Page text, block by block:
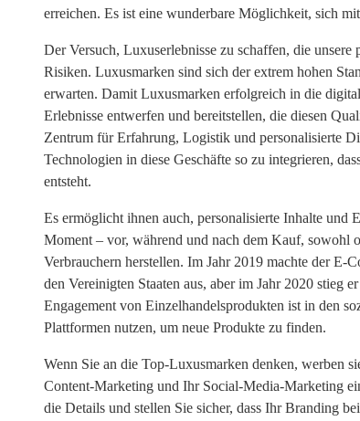
erreichen. Es ist eine wunderbare Möglichkeit, sich
Der Versuch, Luxuserlebnisse zu schaffen, die
Risiken. Luxusmarken sind sich der extrem hohen
erwarten. Damit Luxusmarken erfolgreich in die
Erlebnisse entwerfen und bereitstellen, die diesen
Zentrum für Erfahrung, Logistik und personalisierte
Technologien in diese Geschäfte so zu integrieren,
entsteht.
Es ermöglicht ihnen auch, personalisierte Inhalte und
Moment – ​​vor, während und nach dem Kauf, sowohl
Verbrauchern herstellen. Im Jahr 2019 machte der E-
den Vereinigten Staaten aus, aber im Jahr 2020 stieg
Engagement von Einzelhandelsprodukten ist in den
Plattformen nutzen, um neue Produkte zu finden.
Wenn Sie an die Top-Luxusmarken denken, werben
Content-Marketing und Ihr Social-Media-Marketing
die Details und stellen Sie sicher, dass Ihr Branding